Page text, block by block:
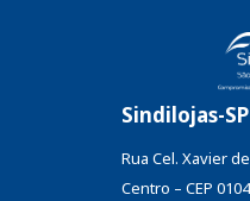
Sindilojas-SP
Rua Cel. Xavier
Centro – CEP